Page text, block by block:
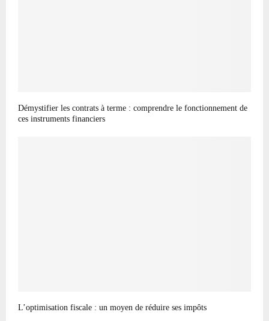
Démystifier les contrats à terme : comprendre le fonctionnement de
ces instruments financiers
L’optimisation fiscale : un moyen de réduire ses impôts